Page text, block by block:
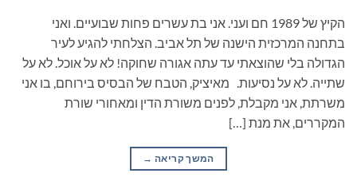
הקיץ של 1989 חם ועני. אני בת עשרים פחות שבועיים. ואני
בתחנה המרכזית הישנה של תל אביב. הצלחתי להגיע לעיר
הגדולה בלי שהוצאתי עד עתה אגורה שחוקה! לא על אוכל. לא על
שתייה. לא על נסיעות. מאיציק, הטבח של הבסיס בירוחם, בו אני
משרתת, אני מקבלת, לפנים משורת הדין ומאחורי שורת
המקררים, את מנת […]
המשך קריאה →